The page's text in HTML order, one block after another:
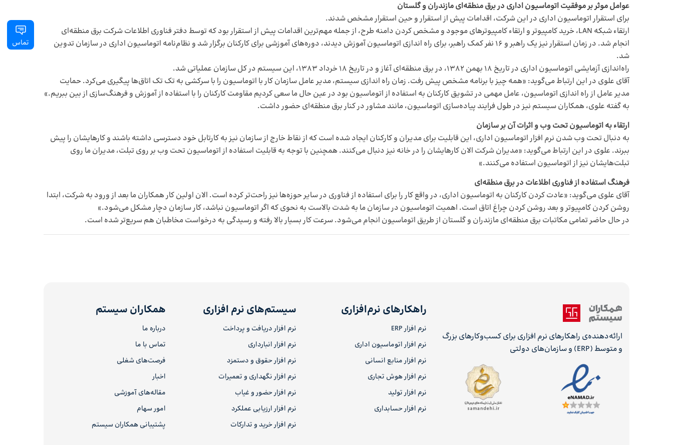
عوامل موثر بر موفقیت اتوماسیون اداری در برق منطقه‌ای مازندران و گلستان
برای استقرار اتوماسیون اداری در این شرکت، اقدامات پیش از استقرار و حین استقرار مشخص شدند.
ارتقاء شبکه LAN، خرید کامپیو‌تر و ارتقاء کامپیوترهای موجود و مشخص کردن دامنه طرح، از جمله مهم‌ترین اقدامات پیش از استقرار بود که توسط دفتر فناوری اطلاعات شرکت برق منطقه‌ای
انجام شد. در زمان استقرار نیز یک راهبر و ۱۶ نفر کمک راهبر، برای راه اندازی اتوماسیون آموزش دیدند، دوره‌های آموزشی برای کارکنان برگزار شد و نظام‌نامه اتوماسیون اداری در سازمان تدوین
شد.
راه‌اندازی آزمایشی اتوماسیون اداری در تاریخ ۱۸ بهمن ۱۳۸۲، در برق منطقه‌ای آغاز و در تاریخ ۱۸ خرداد ۱۳۸۳، این سیستم در کل سازمان عملیاتی شد.
آقای علوی در این ارتباط می‌گوید: «همه چیز با برنامه مشخص پیش رفت. زمان راه اندازی سیستم، مدیر عامل سازمان کار با اتوماسیون را با سرکشی به تک تک اتاق‌ها پیگیری می‌کرد. حمایت
مدیر عامل از راه اندازی اتوماسیون، عامل مهمی در تشویق کارکنان به استفاده از اتوماسیون بود در عین حال ما سعی کردیم مقاومت کارکنان را با استفاده از آموزش و فرهنگ‌سازی از بین ببریم.»
به گفته علوی، همکاران سیستم نیز در طول فرایند پیاده‌سازی اتوماسیون، مانند مشاور در کنار برق منطقه‌ای حضور داشت.
ارتقاء به اتوماسیون تحت وب و اثرات آن بر سازمان
به دنبال تحت وب شدن نرم افزار اتوماسیون اداری، این قابلیت برای مدیران و کارکنان ایجاد شده است که از نقاط خارج از سازمان نیز به کارتابل خود دسترسی داشته باشند و کار‌هایشان را پیش
ببرند. علوی در این ارتباط می‌گوید: «مدیران شرکت الان کار‌هایشان را در خانه نیز دنبال می‌کنند. همچنین با توجه به قابلیت استفاده از اتوماسیون تحت وب بر روی تبلت، مدیران ما روی
تبلت‌هایشان نیز از اتوماسیون استفاده می‌کنند.»
فرهنگ استفاده از فناوری اطلاعات در برق منطقه‌ای
آقای علوی می‌گوید: «عادت کردن کارکنان به اتوماسیون اداری، در واقع کار را برای استفاده از فناوری در سایر حوزه‌ها نیز راحت‌تر کرده است. الان اولین کار همکاران ما بعد از ورود به شرکت، ابتدا
روشن کردن کامپیو‌تر و بعد روشن کردن چراغ اتاق است. اهمیت اتوماسیون در سازمان ما به شدت بالاست به نحوی که اگر اتوماسیون نباشد، کار سازمان دچار مشکل می‌شود.»
در حال حاضر تمامی مکاتبات برق منطقه‌ای مازندران و گلستان از طریق اتوماسیون انجام می‌شود. سرعت کار بسیار بالا رفته و رسیدگی به درخواست مخاطبان هم سریع‌تر شده است.
ارائه‌دهنده‌ی راهکارهای نرم افزاری برای کسب‌وکارهای بزرگ
و متوسط (ERP) و سازمان‌های دولتی
راهکارهای نرم‌افزاری
نرم افزار ERP
نرم افزار اتوماسیون اداری
نرم افزار منابع انسانی
نرم افزار هوش تجاری
نرم افزار تولید
نرم افزار حسابداری
سیستم‌های نرم افزاری
نرم افزار دریافت و پرداخت
نرم افزار انبارداری
نرم افزار حقوق و دستمزد
نرم افزار نگهداری و تعمیرات
نرم افزار حضور و غیاب
نرم افزار ارزیابی عملکرد
نرم افزار خرید و تدارکات
همکاران سیستم
درباره ما
تماس با ما
فرصت‌های شغلی
اخبار
مقاله‌های آموزشی
امور سهام
پشتیبانی همکاران سیستم
تماس